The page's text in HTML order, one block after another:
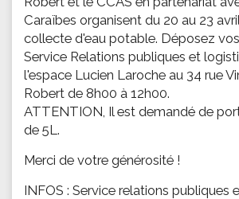
Caraïbes organisent du 20 au 23
collecte d'eau potable. Déposez
Service Relations publiques et
l'espace Lucien Laroche au 34 rue
Robert de 8h00 à 12h00.
ATTENTION, Il est demandé de
de 5L.
Merci de votre générosité !
INFOS : Service relations publiques